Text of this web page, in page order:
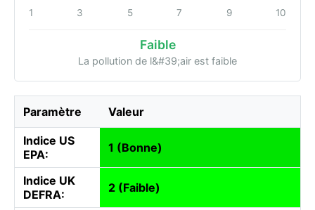
1 3 5 7 9 10
Faible
La pollution de l&#39;air est faible
Paramètre Valeur
Indice US
EPA:
1 (Bonne)
Indice UK
DEFRA:
2 (Faible)